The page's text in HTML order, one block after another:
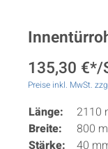
135,30 €*/
Preise inkl. MwSt.
Länge:
2110
Breite:
800